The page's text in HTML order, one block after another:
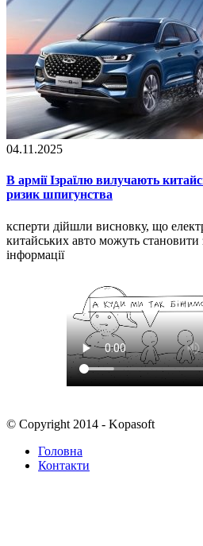
04.11.2025
В армії Ізраїлю вилучають
ризик шпигунства
ксперти дійшли висновку, що
китайських авто можуть становити
інформації
© Copyright 2014 - Kopasoft
Головна
Контакти